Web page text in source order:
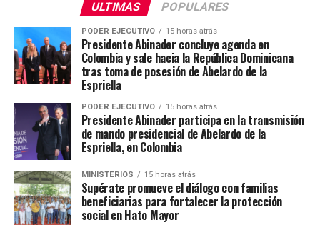
ULTIMAS POPULARES
PODER EJECUTIVO 15 horas atrás
Presidente Abinader concluye agenda en
Colombia y sale hacia la República Dominicana
tras toma de posesión de Abelardo de la
Espriella
PODER EJECUTIVO 15 horas atrás
Presidente Abinader participa en la transmisión
de mando presidencial de Abelardo de la
Espriella, en Colombia
MINISTERIOS 15 horas atrás
Supérate promueve el diálogo con familias
beneficiarias para fortalecer la protección
social en Hato Mayor